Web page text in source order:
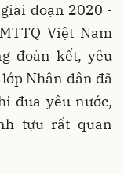
đoạn 2020 -
Việt Nam
đoàn kết, yêu
Nhân dân đã
đua yêu nước,
tựu rất quan